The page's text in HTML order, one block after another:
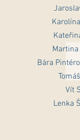
Bára
Vít
Lenka